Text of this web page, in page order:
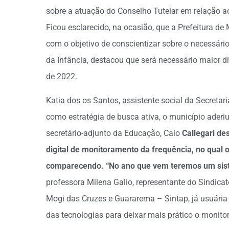
sobre a atuação do Conselho Tutelar em relação
Ficou esclarecido, na ocasião, que a Prefeitura
com o objetivo de conscientizar sobre o
da Infância, destacou que será necessário maior
de 2022.
Katia dos os Santos, assistente social da
como estratégia de busca ativa, o município
secretário-adjunto da Educação, Caio Callegari
digital de monitoramento da frequência, no qual
comparecendo. “No ano que vem teremos um
professora Milena Galio, representante do
Mogi das Cruzes e Guararema – Sintap, já
das tecnologias para deixar mais prático o